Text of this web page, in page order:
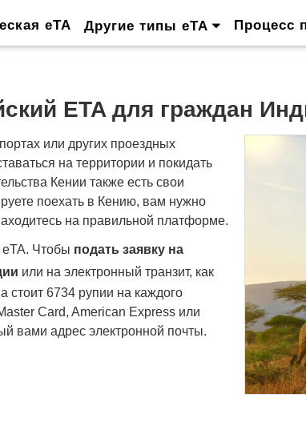
eTA Другие типы eTA Процесс
ETA для граждан
или других проездных
на территории и покидать
Кении также есть свои
поехать в Кению, вам нужно
на правильной платформе.
Чтобы подать заявку на
или на электронный транзит, как
6734 рупии на каждого
Card, American Express или
вами адрес электронной почты.